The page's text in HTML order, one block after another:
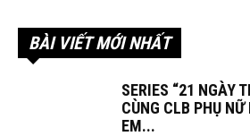
BÀI VIẾT MỚI NHẤT
SERIES “21 NGÀY
CÙNG CLB PHỤ
EM...